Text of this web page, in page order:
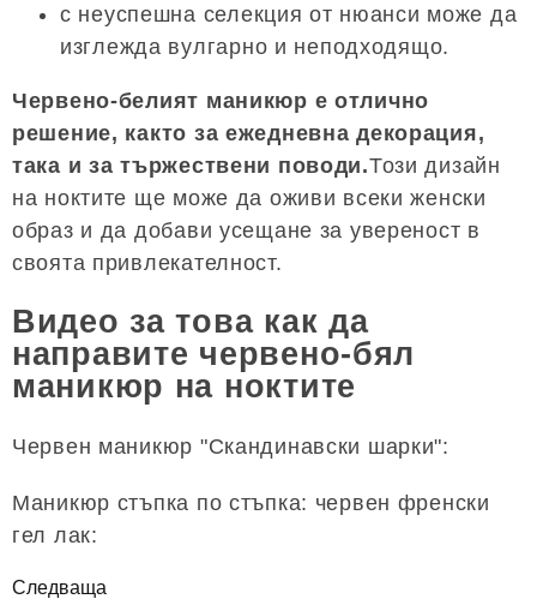
с неуспешна селекция от нюанси може да
изглежда вулгарно и неподходящо.
Червено-белият маникюр е отлично
решение, както за ежедневна декорация,
така и за тържествени поводи.Този дизайн
на ноктите ще може да оживи всеки женски
образ и да добави усещане за увереност в
своята привлекателност.
Видео за това как да
направите червено-бял
маникюр на ноктите
Червен маникюр "Скандинавски шарки":
Маникюр стъпка по стъпка: червен френски
гел лак:
Следваща